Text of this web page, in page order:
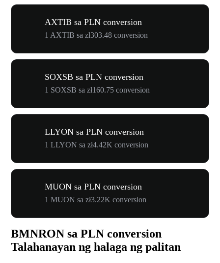
AXTIB sa PLN conversion
1 AXTIB sa zł303.48 conversion
SOXSB sa PLN conversion
1 SOXSB sa zł160.75 conversion
LLYON sa PLN conversion
1 LLYON sa zł4.42K conversion
MUON sa PLN conversion
1 MUON sa zł3.22K conversion
BMNRON sa PLN conversion
Talahanayan ng halaga ng palitan